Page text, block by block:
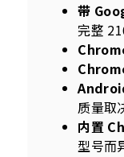
带
完整
质量取
内置
型号而